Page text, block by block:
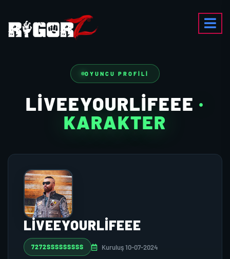
OYUNCU PROFILI
LIVEEYOURLIFEEE ·
KARAKTER
LIVEEYOURLIFEEE
7272SSSSSSSSS Kuruluş 10-07-2024